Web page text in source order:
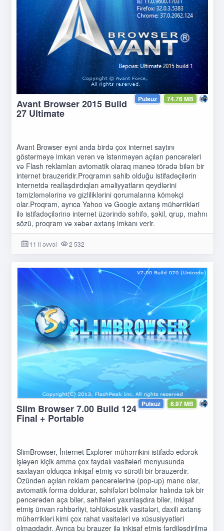
74.76 MB
Pulsuz
Avant Browser 2015 Build
27 Ultimate
Avant Browser eyni anda birdə çox internet saytını
göstərməyə imkan verən və istənməyən açılan pəncərələri
və Flash reklamları avtomatik olaraq maneə törədə bilən bir
internet brauzeridir.Proqramın sahib olduğu istifadəçilərin
internetdə reallaşdırdıqları əməliyyatların qeydlərini
təmizləmələrinə və gizliliklərini qorumalarına köməkçi
olar.Proqram, ayrıca Yahoo və Google axtarış mühərrikləri
ilə istifadəçilərinə internet üzərində səhifə, şəkil, qrup, mahnı
sözü, proqram və xəbər axtarış imkanı verir.
11 il əvvəl 2 532
6.97 MB
Pulsuz
Slim Browser 7.00 Build 124
Final + Portable
SlimBrowser, İnternet Explorer mühərrikini istifadə edərək
işləyən kiçik amma çox faydalı vasitələri menyusunda
saxlayan olduqca inkişaf etmiş və sürətli bir brauzerdir.
Özündən açılan reklam pəncərələrinə (pop-up) mane olar,
avtomatik forma doldurar, səhifələri bölmələr halında tək bir
pəncərədən aça bilər, səhifələri yaxınlaşdıra bilər, inkişaf
etmiş ünvan rəhbərliyi, təhlükəsizlik vasitələri, daxili axtarış
mühərrikləri kimi çox rahat vasitələri və xüsusiyyətləri
olmaqdadır. Ayrıca bu brauzer ilə inkişaf etmiş fərdiləşdirilmə